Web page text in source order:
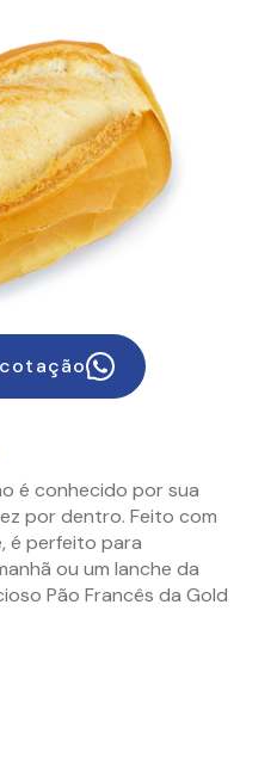
é conhecido por sua
por dentro. Feito com
é perfeito para
ou um lanche da
Pão Francês da Gold